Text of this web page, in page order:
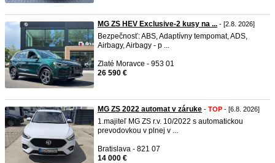
MG ZS HEV Exclusive-2 kusy na ... - [2.8. 2026]
Bezpečnosť: ABS, Adaptívny tempomat, ADS,
Airbagy, Airbagy - p ...
Zlaté Moravce - 953 01
26 590 €
MG ZS 2022 automat v záruke - TOP - [6.8. 2026]
1.majiteľ MG ZS r.v. 10/2022 s automatickou
prevodovkou v plnej v ...
Bratislava - 821 07
14 000 €